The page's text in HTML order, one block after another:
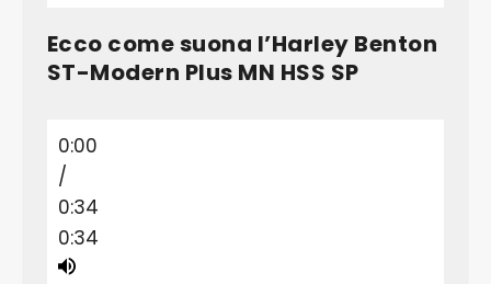
Ecco come suona l’Harley Benton
ST-Modern Plus MN HSS SP
0:00
/
0:34
0:34